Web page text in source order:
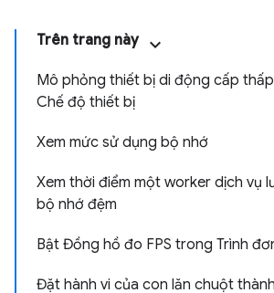
Trên trang này
Mô phỏng thiết bị di động cấp
Chế độ thiết bị
Xem mức sử dụng bộ nhớ
Xem thời điểm một worker dịch vụ
bộ nhớ đệm
Bật Đồng hồ đo FPS trong Trình
Đặt hành vi của con lăn chuột